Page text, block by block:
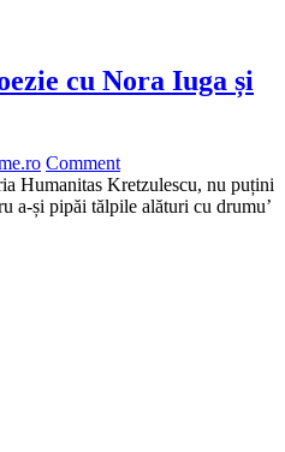
cu Nora Iuga și
Comment
Humanitas Kretzulescu, nu puțini
a-și pipăi tălpile alături cu drumu’